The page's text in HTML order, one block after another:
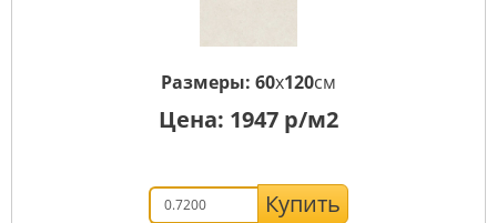
Размеры: 60x120см
Цена: 1947 р/м2
Купить